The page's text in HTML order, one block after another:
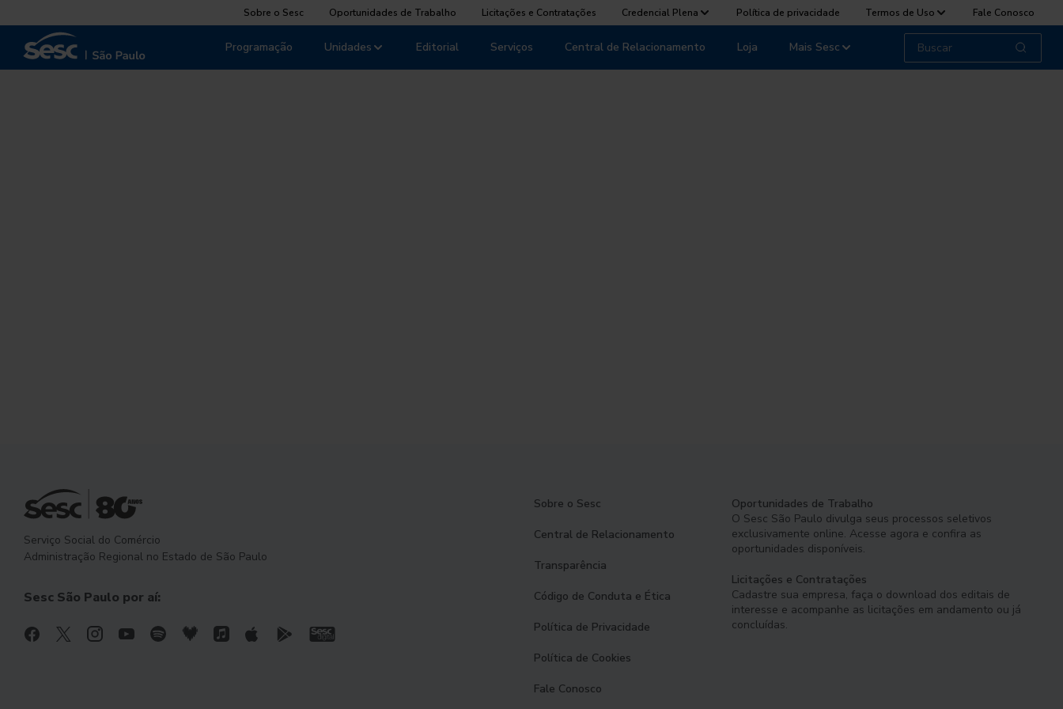
Sobre o Sesc Oportunidades de Trabalho Licitações e Contratações Credencial Plena Política de privacidade Termos de Uso Fale Conosco
Unidades
Programação Editorial Serviços Central de Relacionamento Loja Mais Sesc
Serviço Social do Comércio
Administração Regional no Estado de São Paulo
Sesc São Paulo por aí:
Sobre o Sesc
Central de Relacionamento
Transparência
Código de Conduta e Ética
Política de Privacidade
Política de Cookies
Fale Conosco
Oportunidades de Trabalho
O Sesc São Paulo divulga seus processos seletivos
exclusivamente online. Acesse agora e confira as
oportunidades disponíveis.
Licitações e Contratações
Cadastre sua empresa, faça o download dos editais de
interesse e acompanhe as licitações em andamento ou já
concluídas.